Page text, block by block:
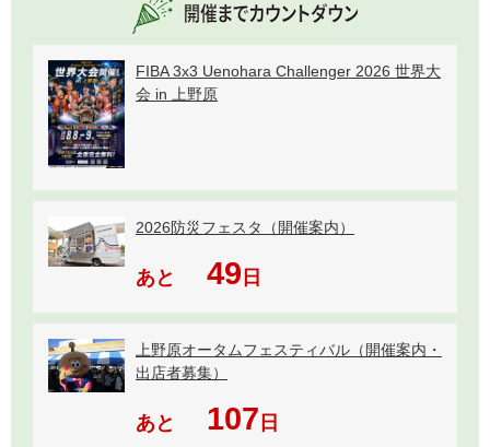
FIBA 3x3 Uenohara Challenger 2026 世界大
会 in 上野原
2026防災フェスタ（開催案内）
あと 49 日
上野原オータムフェスティバル（開催案内・
出店者募集）
あと 107 日